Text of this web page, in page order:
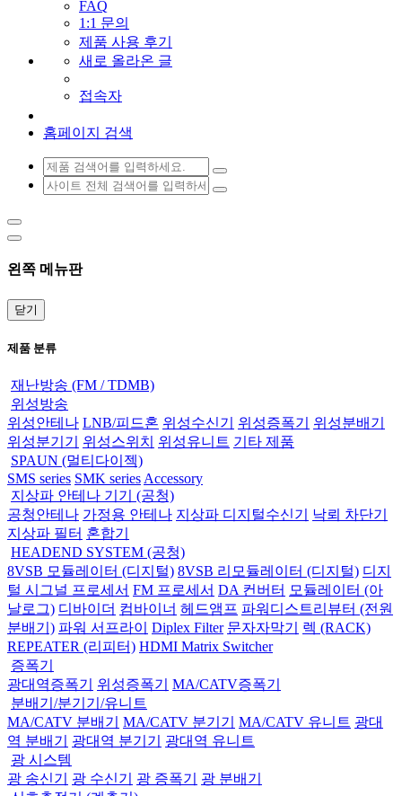
FAQ
1:1 문의
제품 사용 후기
새로 올라온 글
접속자
홈페이지 검색
왼쪽 메뉴판
닫기
제품 분류
재난방송 (FM / TDMB)
위성방송
위성안테나 LNB/피드혼 위성수신기 위성증폭기
위성분배기
위성분기기
위성스위치 위성유니트 기타 제품
SPAUN (멀티다이젝)
SMS series SMK series Accessory
지상파 안테나 기기 (공청)
공청안테나 가정용 안테나 지상파 디지털수신기
낙뢰 차단기
지상파 필터 혼합기
HEADEND SYSTEM (공청)
8VSB 모듈레이터 (디지털) 8VSB 리모듈레이터 (디지털) 디지
털 시그널 프로세서 FM 프로세서 DA 컨버터 모듈레이터 (아
날로그) 디바이더 컴바이너 헤드앰프 파워디스트리뷰터 (전원
분배기) 파워 서프라이 Diplex Filter 문자자막기
렉 (RACK)
REPEATER (리피터) HDMI Matrix Switcher
증폭기
광대역증폭기
위성증폭기
MA/CATV증폭기
분배기/분기기/유니트
MA/CATV 분배기
MA/CATV 분기기 MA/CATV 유니트 광대
역 분배기
광대역 분기기
광대역 유니트
광 시스템
광 송신기
광 수신기 광 증폭기
광 분배기